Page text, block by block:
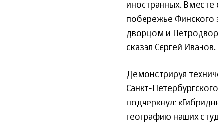
иностранных.
побережье Финского
дворцом и
сказал Сергей Иванов.
Демонстрируя
подчеркнул:
географию наших